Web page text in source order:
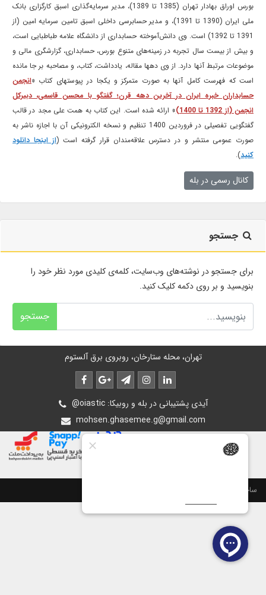
بورس اوراق بهادار تهران (1385 تا 1389)، مدیر سرمایه‌گذاری اسبق کارگزاری بانک
ملی ایران (1390 تا 1391)، و مدیر حسابرسی داخلی اسبق تامین سرمایه امین (از
1391 تا 1392) است. وی دانش‌آموخته حسابداری از دانشگاه علامه طباطبایی است،
و بیش از بیست سال تجربه در زمینه‌های متنوع بورس، حسابداری، گزارشگری مالی و
موضوعات مرتبط آنها دارد. از وی دهها مقاله، یادداشت، کتاب، و مصاحبه بر جا مانده
است که فهرست کامل آنها به صورت متمرکز و یکجا در پیوستهای کتاب «انجمن
حسابداران خبره ایران در آخرین دهه قرن؛ گفتگو با محسن قاسمی، دبیرکل
انجمن (از 1392 تا 1400)
» ارائه شده است. این کتاب به همت علی مجد در قالب
گفتگویی تفصیلی در فروردین 1400 تنظیم و نسخه الکترونیکی آن با اجازه ناشر به
صورت عمومی منتشر و در دسترس علاقه‌مندان قرار گرفته است (از اینجا دانلود
کنید).
کانال رسمی در بله
جستجو
برای جستجو در نوشته‌های وب‌سایت، کلمه‌ی کلیدی مورد نظر خود را
بنویسید و بر روی دکمه کلیک کنید.
جستجو
تهران، محله ستارخان، روبروی برق آلستوم
@oiastic :آیدی پشتیبانی در بله و روبیکا
mohsen.ghasemee.g@gmail.com
ساخت سایت توسط